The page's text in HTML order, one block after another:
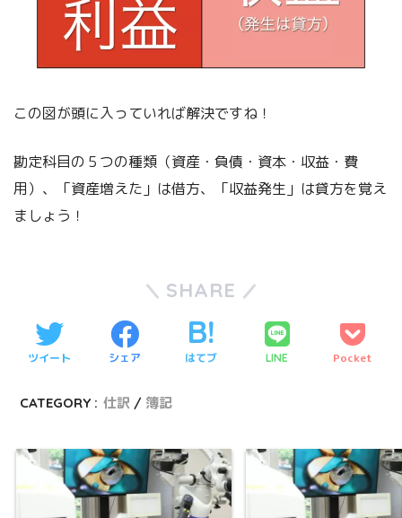
この図が頭に入っていれば解決ですね！
勘定科目の５つの種類（資産・負債・資本・収益・費
用）、「資産増えた」は借方、「収益発生」は貸方を覚え
ましょう！
SHARE
ツイート シェア はてブ LINE Pocket
CATEGORY : 仕訳 簿記